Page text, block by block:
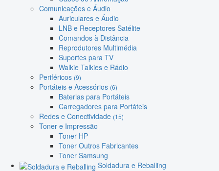
Comunicações e Áudio
Auriculares e Áudio
LNB e Receptores Satélite
Comandos à Distância
Reprodutores Multimédia
Suportes para TV
Walkie Talkies e Rádio
Periféricos (9)
Portáteis e Acessórios (6)
Baterias para Portáteis
Carregadores para Portáteis
Redes e Conectividade (15)
Toner e Impressão
Toner HP
Toner Outros Fabricantes
Toner Samsung
Soldadura e Reballing